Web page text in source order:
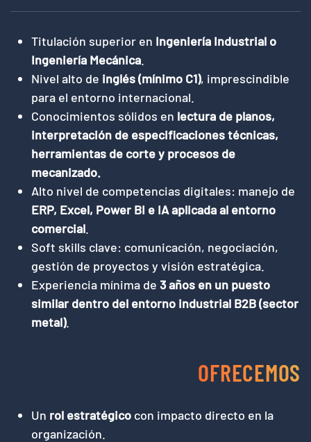
Titulación superior en Ingeniería Industrial o
Ingeniería Mecánica.
Nivel alto de inglés (mínimo C1), imprescindible
para el entorno internacional.
Conocimientos sólidos en lectura de planos,
interpretación de especificaciones técnicas,
herramientas de corte y procesos de
mecanizado.
Alto nivel de competencias digitales: manejo de
ERP, Excel, Power BI e IA aplicada al entorno
comercial.
Soft skills clave: comunicación, negociación,
gestión de proyectos y visión estratégica.
Experiencia mínima de 3 años en un puesto
similar dentro del entorno industrial B2B (sector
metal).
OFRECEMOS
Un rol estratégico con impacto directo en la
organización.